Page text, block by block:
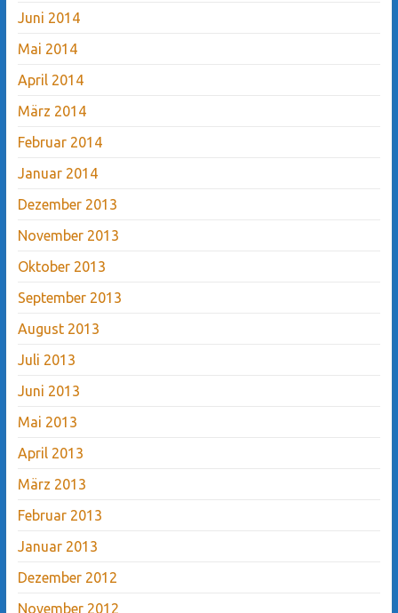
Juni 2014
Mai 2014
April 2014
März 2014
Februar 2014
Januar 2014
Dezember 2013
November 2013
Oktober 2013
September 2013
August 2013
Juli 2013
Juni 2013
Mai 2013
April 2013
März 2013
Februar 2013
Januar 2013
Dezember 2012
November 2012